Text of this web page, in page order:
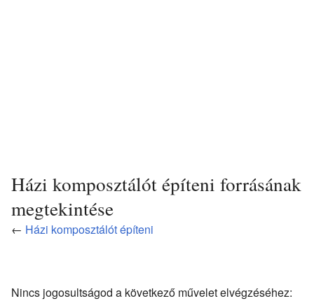
Házi komposztálót építeni forrásának
megtekintése
← Házi komposztálót építeni
Nincs jogosultságod a következő művelet elvégzéséhez: